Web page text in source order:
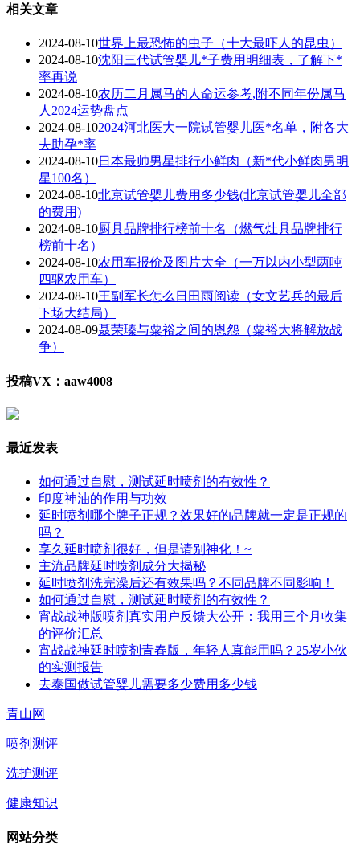
相关文章
2024-08-10世界上最恐怖的虫子（十大最吓人的昆虫）
2024-08-10沈阳三代试管婴儿*子费用明细表，了解下*
率再说
2024-08-10农历二月属马的人命运参考,附不同年份属马
人2024运势盘点
2024-08-102024河北医大一院试管婴儿医*名单，附各大
夫助孕*率
2024-08-10日本最帅男星排行小鲜肉（新*代小鲜肉男明
星100名）
2024-08-10北京试管婴儿费用多少钱(北京试管婴儿全部
的费用)
2024-08-10厨具品牌排行榜前十名（燃气灶具品牌排行
榜前十名）
2024-08-10农用车报价及图片大全（一万以内小型两吨
四驱农用车）
2024-08-10王副军长怎么日田雨阅读（女文艺兵的最后
下场大结局）
2024-08-09聂荣瑧与粟裕之间的恩怨（粟裕大将解放战
争）
投稿VX：aaw4008
最近发表
如何通过自慰，测试延时喷剂的有效性？
印度神油的作用与功效
延时喷剂哪个牌子正规？效果好的品牌就一定是正规的
吗？
享久延时喷剂很好，但是请别神化！~
主流品牌延时喷剂成分大揭秘
延时喷剂洗完澡后还有效果吗？不同品牌不同影响！
如何通过自慰，测试延时喷剂的有效性？
宵战战神版喷剂真实用户反馈大公开：我用三个月收集
的评价汇总
宵战战神延时喷剂青春版，年轻人真能用吗？25岁小伙
的实测报告
去泰国做试管婴儿需要多少费用多少钱
青山网
喷剂测评
洗护测评
健康知识
网站分类